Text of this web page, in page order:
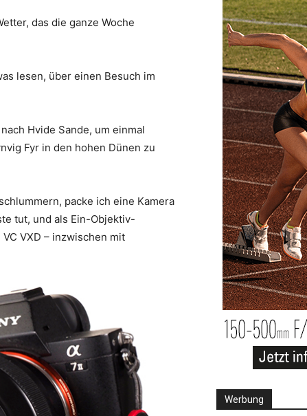
das die ganze Woche
lesen, über einen Besuch im
Hvide Sande, um einmal
Fyr in den hohen Dünen zu
packe ich eine Kamera
tut, und als Ein-Objektiv-
VXD – inzwischen mit
Werbung